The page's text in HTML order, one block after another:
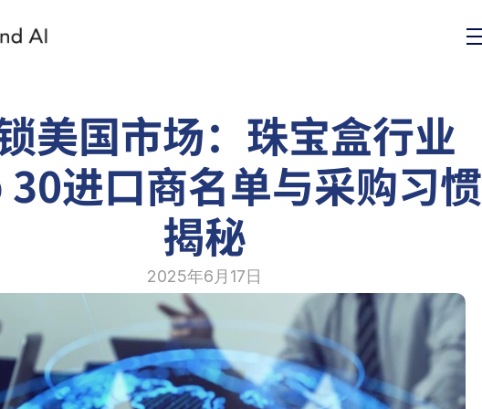
美国市场：珠宝盒行业
进口商名单与采购习惯
揭秘
2025年6月17日